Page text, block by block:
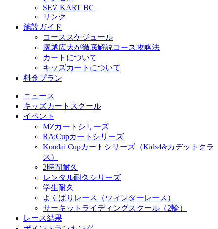
SEV KART BC
リンク
施設ガイド
コーススケジュール
塚越広大が徹底解説コース攻略法
カートについて
キッズカートについて
料金プラン
ニュース
キッズカートスクール
イベント
MZカートシリーズ
RA:Cupカートシリーズ
Koudai Cupカートシリーズ（Kids4&カデットクラ
ス）
2時間耐久
レンタル耐久シリーズ
学生耐久
よくばりレース（ウィンターレース）
サーキットライディングスクール（2輪）
レース結果